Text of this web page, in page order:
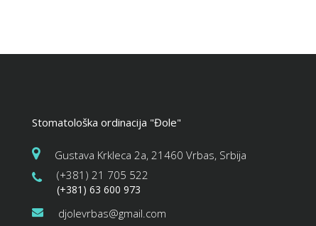
Stomatološka ordinacija "Đole"
Gustava Krkleca 2a, 21460 Vrbas, Srbija
(+381) 21 705 522
(+381) 63 600 973
djolevrbas@gmail.com